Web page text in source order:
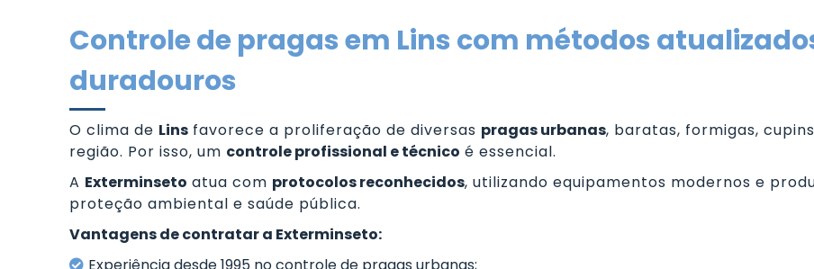
Controle de pragas em Lins com métodos
duradouros
O clima de Lins favorece a proliferação de diversas pragas urbanas, baratas, formigas,
região. Por isso, um controle profissional e técnico é essencial.
A Exterminseto atua com protocolos reconhecidos, utilizando equipamentos modernos e
proteção ambiental e saúde pública.
Vantagens de contratar a Exterminseto:
Experiência desde 1995 no controle de pragas urbanas;